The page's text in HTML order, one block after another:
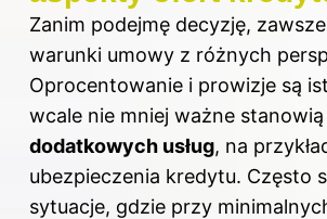
Zanim podejmę decyzję,
warunki umowy z różnych
Oprocentowanie i prowizje są
wcale nie mniej ważne stanowią
dodatkowych usług, na
ubezpieczenia kredytu. Często
sytuacje, gdzie przy